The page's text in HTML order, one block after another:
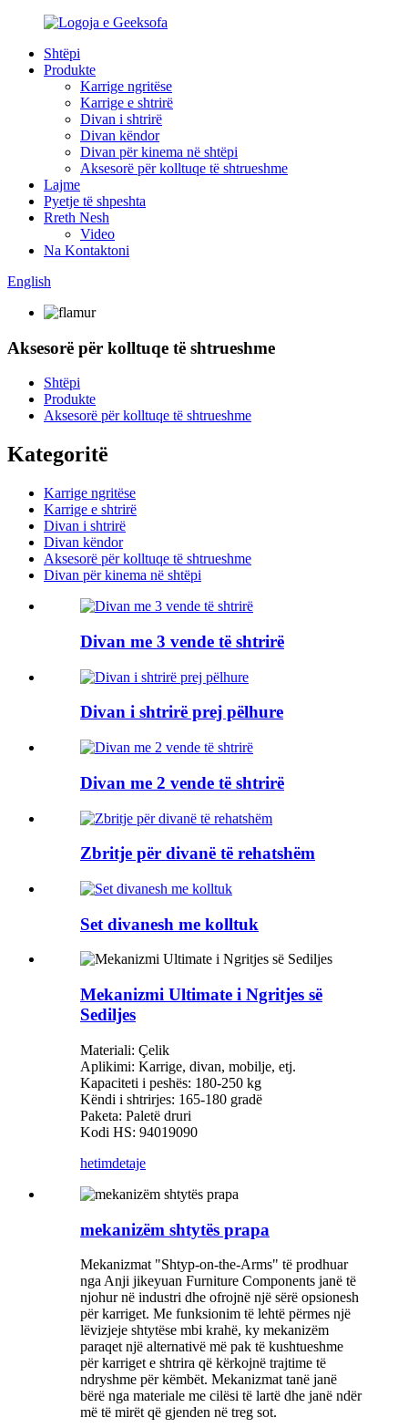
Shtëpi
Produkte
Karrige ngritëse
Karrige e shtrirë
Divan i shtrirë
Divan këndor
Divan për kinema në shtëpi
Aksesorë për kolltuqe të shtrueshme
Lajme
Pyetje të shpeshta
Rreth Nesh
Video
Na Kontaktoni
English
Aksesorë për kolltuqe të shtrueshme
Shtëpi
Produkte
Aksesorë për kolltuqe të shtrueshme
Kategoritë
Karrige ngritëse
Karrige e shtrirë
Divan i shtrirë
Divan këndor
Aksesorë për kolltuqe të shtrueshme
Divan për kinema në shtëpi
Divan me 3 vende të shtrirë
Divan i shtrirë prej pëlhure
Divan me 2 vende të shtrirë
Zbritje për divanë të rehatshëm
Set divanesh me kolltuk
Mekanizmi Ultimate i Ngritjes së
Sediljes
Materiali: Çelik
Aplikimi: Karrige, divan, mobilje, etj.
Kapaciteti i peshës: 180-250 kg
Këndi i shtrirjes: 165-180 gradë
Paketa: Paletë druri
Kodi HS: 94019090
hetimdetaje
mekanizëm shtytës prapa
Mekanizmat "Shtyp-on-the-Arms" të prodhuar
nga Anji jikeyuan Furniture Components janë të
njohur në industri dhe ofrojnë një sërë opsionesh
për karriget. Me funksionim të lehtë përmes një
lëvizjeje shtytëse mbi krahë, ky mekanizëm
paraqet një alternativë më pak të kushtueshme
për karriget e shtrira që kërkojnë trajtime të
ndryshme për këmbët. Mekanizmat tanë janë
bërë nga materiale me cilësi të lartë dhe janë ndër
më të mirët që gjenden në treg sot.